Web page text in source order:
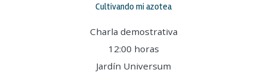
Cultivando mi azotea
Charla demostrativa
12:00 horas
Jardín Universum